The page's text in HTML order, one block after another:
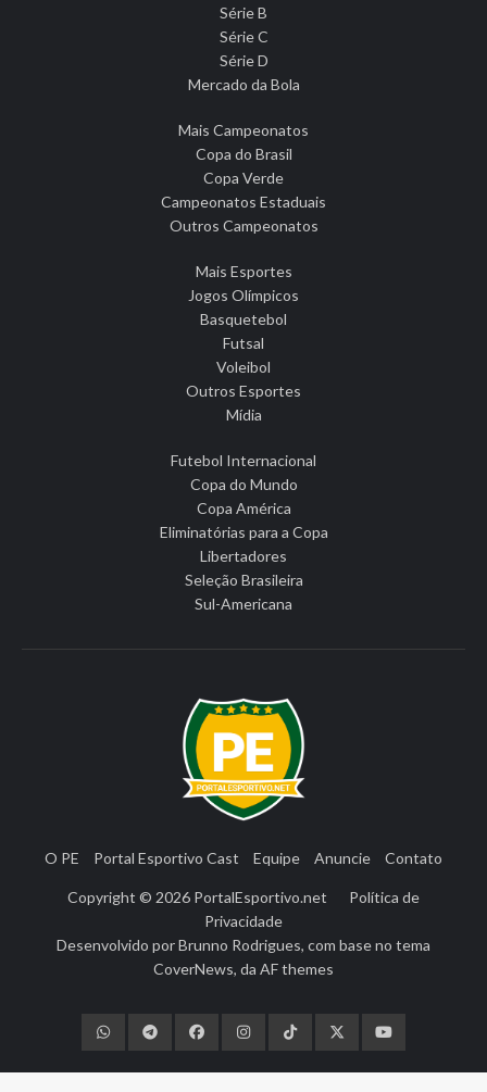
Série B
Série C
Série D
Mercado da Bola
Mais Campeonatos
Copa do Brasil
Copa Verde
Campeonatos Estaduais
Outros Campeonatos
Mais Esportes
Jogos Olímpicos
Basquetebol
Futsal
Voleibol
Outros Esportes
Mídia
Futebol Internacional
Copa do Mundo
Copa América
Eliminatórias para a Copa
Libertadores
Seleção Brasileira
Sul-Americana
O PE Portal Esportivo Cast Equipe Anuncie Contato
Copyright © 2026 PortalEsportivo.net
Política de
Privacidade
Desenvolvido porBrunno Rodrigues, com base no tema
CoverNews, da AF themes